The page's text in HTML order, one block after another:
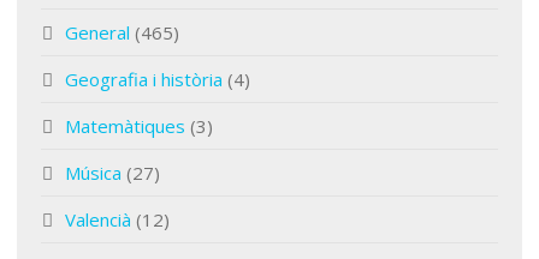
General (465)
Geografia i història (4)
Matemàtiques (3)
Música (27)
Valencià (12)